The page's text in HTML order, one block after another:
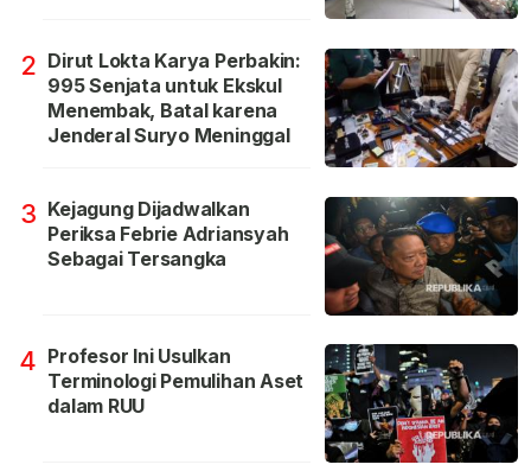
2 Dirut Lokta Karya Perbakin:
995 Senjata untuk Ekskul
Menembak, Batal karena
Jenderal Suryo Meninggal
3 Kejagung Dijadwalkan
Periksa Febrie Adriansyah
Sebagai Tersangka
4 Profesor Ini Usulkan
Terminologi Pemulihan Aset
dalam RUU